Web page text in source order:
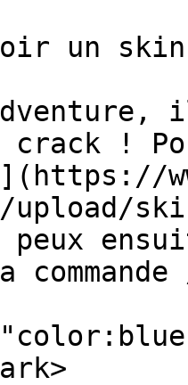
un
crack !
upload/